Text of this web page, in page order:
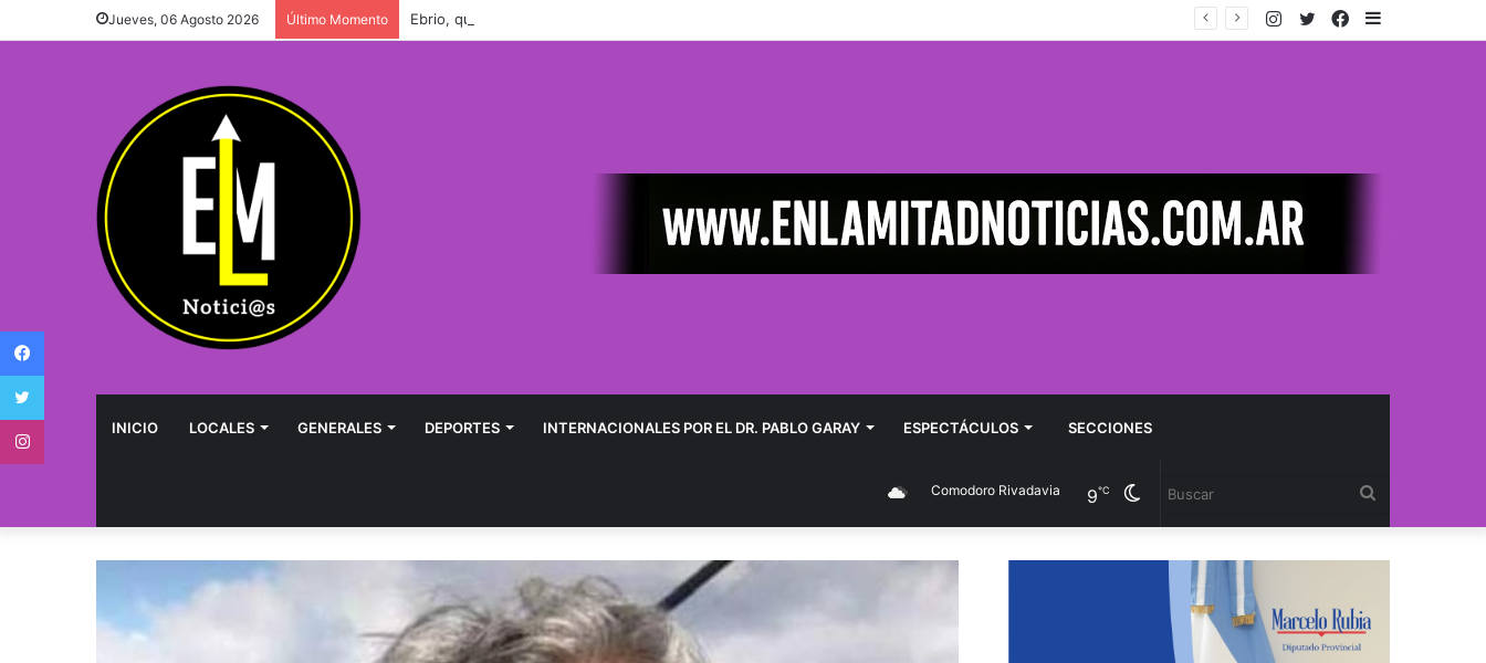
Jueves, 06 Agosto 2026 Último Momento Ebrio, quedó detenido por agredir a su pareja Facebook
Twitter
Instagram
INICIO LOCALES GENERALES DEPORTES INTERNACIONALES POR EL DR. PABLO GARAY ESPECTÁCULOS SECCIONES
Cambiar
modo
Comodoro Rivadavia 9℃